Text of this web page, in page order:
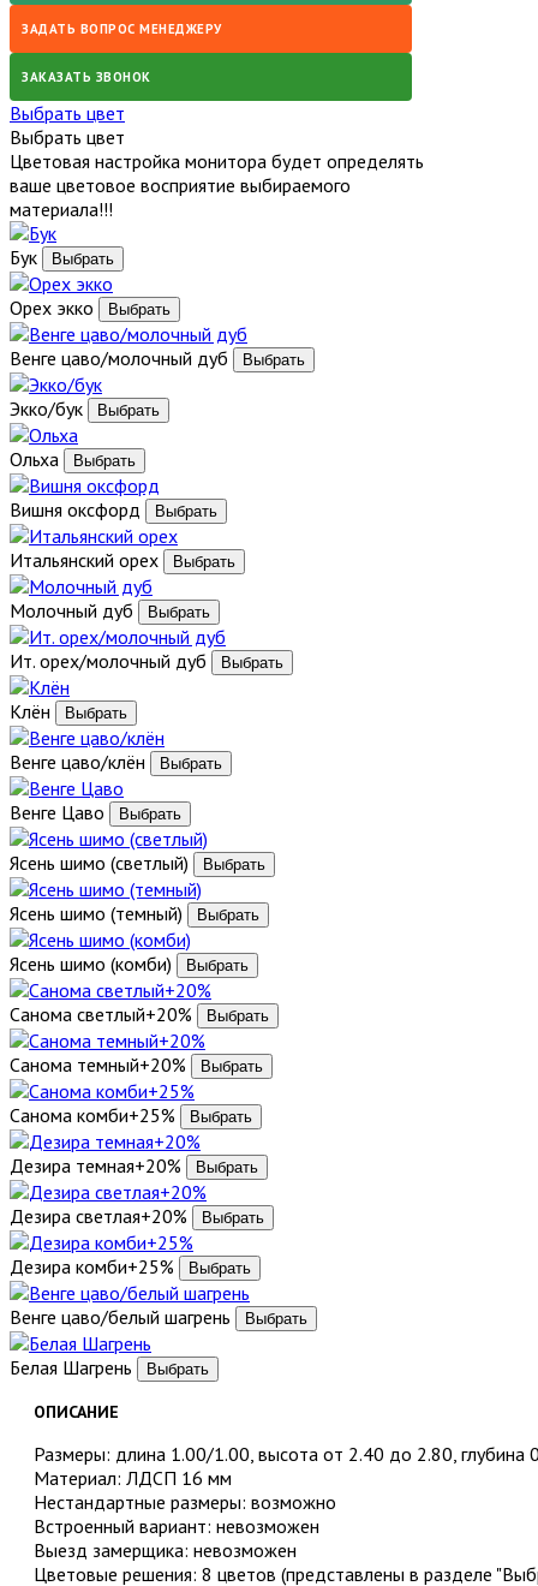
ЗАДАТЬ ВОПРОС МЕНЕДЖЕРУ
ЗАКАЗАТЬ ЗВОНОК
Выбрать цвет
Выбрать цвет
Цветовая настройка монитора будет определять
ваше цветовое восприятие выбираемого
материала!!!
Бук
Орех экко
Венге цаво/молочный дуб
Экко/бук
Ольха
Вишня оксфорд
Итальянский орех
Молочный дуб
Ит. орех/молочный дуб
Клён
Венге цаво/клён
Венге Цаво
Ясень шимо (светлый)
Ясень шимо (темный)
Ясень шимо (комби)
Санома светлый+20%
Санома темный+20%
Санома комби+25%
Дезира темная+20%
Дезира светлая+20%
Дезира комби+25%
Венге цаво/белый шагрень
Белая Шагрень
ОПИСАНИЕ
Размеры: длина 1.00/1.00, высота от 2.40 до 2.80, глубина
Материал: ЛДСП 16 мм
Нестандартные размеры: возможно
Встроенный вариант: невозможен
Выезд замерщика: невозможен
Цветовые решения: 8 цветов (представлены в разделе